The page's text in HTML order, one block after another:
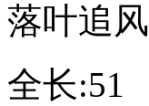
落叶追风
全长:51